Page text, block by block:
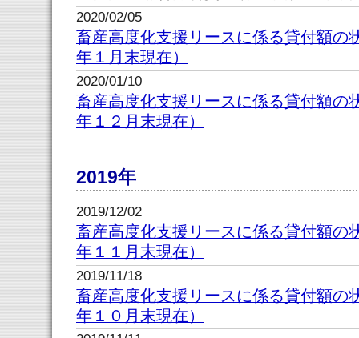
2020/02/05
畜産高度化支援リースに係る貸付額の
年１月末現在）
2020/01/10
畜産高度化支援リースに係る貸付額の
年１２月末現在）
2019年
2019/12/02
畜産高度化支援リースに係る貸付額の
年１１月末現在）
2019/11/18
畜産高度化支援リースに係る貸付額の
年１０月末現在）